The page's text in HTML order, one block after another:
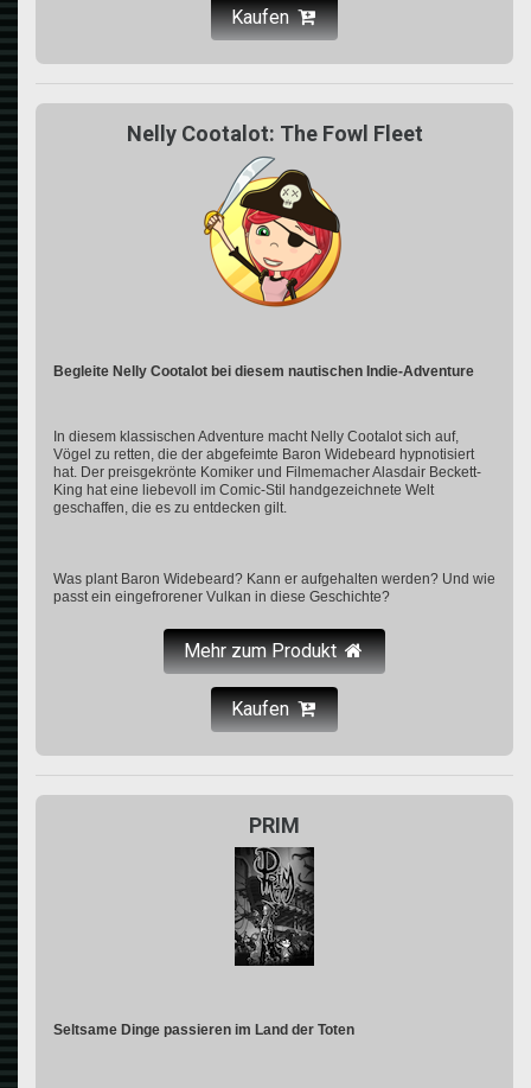
Kaufen
Nelly Cootalot: The Fowl Fleet
Begleite Nelly Cootalot bei diesem nautischen Indie-Adventure
In diesem klassischen Adventure macht Nelly Cootalot sich auf,
Vögel zu retten, die der abgefeimte Baron Widebeard hypnotisiert
hat. Der preisgekrönte Komiker und Filmemacher Alasdair Beckett-
King hat eine liebevoll im Comic-Stil handgezeichnete Welt
geschaffen, die es zu entdecken gilt.
Was plant Baron Widebeard? Kann er aufgehalten werden? Und wie
passt ein eingefrorener Vulkan in diese Geschichte?
Mehr zum Produkt
Kaufen
PRIM
Seltsame Dinge passieren im Land der Toten